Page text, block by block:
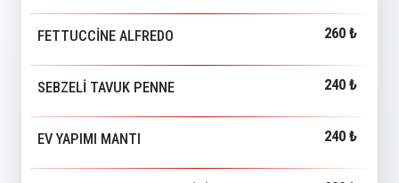
FETTUCCİNE ALFREDO 260 ₺
SEBZELİ TAVUK PENNE 240 ₺
EV YAPIMI MANTI 240 ₺